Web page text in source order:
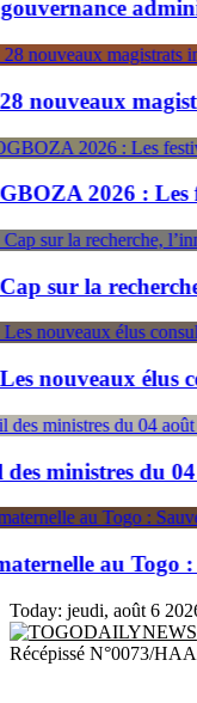
administrative :
magistrats
: Les festivités
élus
du 04 août
Togo : Sauver
Today: jeudi, août 6
TOGODAILYNEWS
Récépissé N°0073/